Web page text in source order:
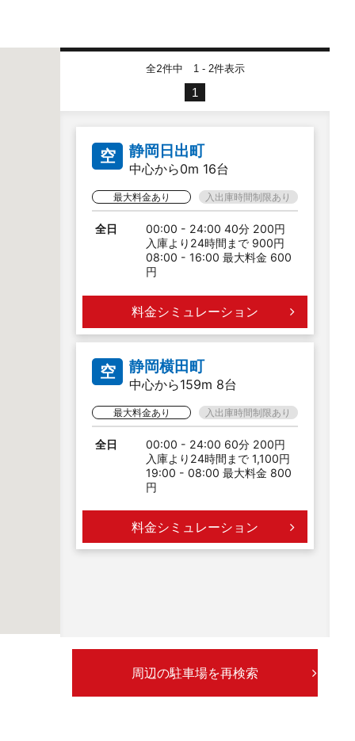
全2件中 1 - 2件表示
1
空 静岡日出町
中心から0m 16台
最大料金あり 入出庫時間制限あり
全日
00:00 - 24:00 40分 200円
入庫より24時間まで 900円
08:00 - 16:00 最大料金 600
円
料金シミュレーション
空 静岡横田町
中心から159m 8台
最大料金あり 入出庫時間制限あり
全日
00:00 - 24:00 60分 200円
入庫より24時間まで 1,100円
19:00 - 08:00 最大料金 800
円
料金シミュレーション
周辺の駐車場を再検索